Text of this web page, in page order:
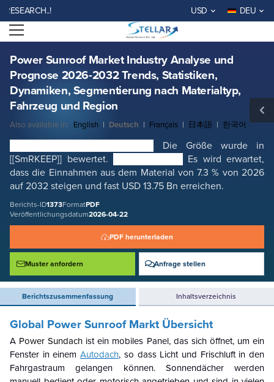
USD DEU
Open menu
Power Sunroof Market Industry Analyse und
Prognose 2026-2032 Trends, Statistiken,
Dynamiken, Segmentierung nach Materialtyp,
Fahrzeug und Region
Also available in: English | Deutsch | Français | 日本語 | 한국어
Global Power Sunroof Markt
Die Größe wurde in
[[SmRKEEP]] bewertet.
Es wird erwartet,
dass die Einnahmen aus dem Material von 7.3 % von 2026
auf 2032 steigen und fast USD 13.75 Bn erreichen.
Berichts-ID1373FormatPDF
Veröffentlichungsdatum2026-04-22
PDF herunterladen
Muster anfordern Anfrage stellen
Berichtszusammenfassung Inhaltsverzeichnis
Power Sunroof Market Industry Analyse und Prognose 2026-2032
Trends, Statistiken, Dynamiken, Segmentierung nach Materialtyp,
Fahrzeug und Region
Berichts-ID: SMR_1373
KOSTENLOSE PROBE ANFORDERN JETZT KAUFEN
Global Power Sunroof Markt Übersicht
A Power Sundach ist ein mobiles Panel, das sich öffnet, um ein
Fenster in einemAutodach, so dass Licht und Frischluft in den
Fahrgastraum gelangen können. Sonnendächer werden